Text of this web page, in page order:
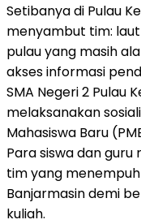
Setibanya di Pulau
menyambut tim:
pulau yang masih
akses informasi
SMA Negeri 2 Pulau
melaksanakan
Mahasiswa Baru
Para siswa dan
tim yang
Banjarmasin demi
kuliah.